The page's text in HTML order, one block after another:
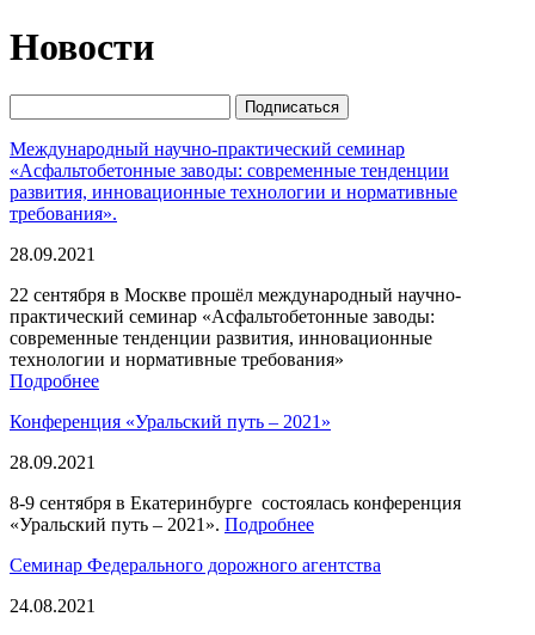
Новости
Международный научно-практический семинар
«Асфальтобетонные заводы: современные тенденции
развития, инновационные технологии и нормативные
требования».
28.09.2021
22 сентября в Москве прошёл международный научно-
практический семинар «Асфальтобетонные заводы:
современные тенденции развития, инновационные
технологии и нормативные требования»
Подробнее
Конференция «Уральский путь – 2021»
28.09.2021
8-9 сентября в Екатеринбурге состоялась конференция
«Уральский путь – 2021». Подробнее
Семинар Федерального дорожного агентства
24.08.2021